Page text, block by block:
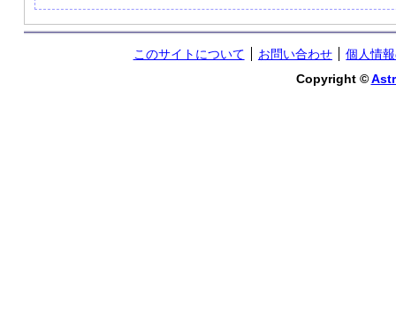
このサイトについて お問い合わせ
個人情
Copyright ©